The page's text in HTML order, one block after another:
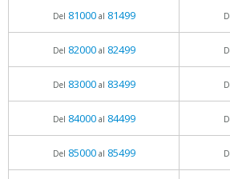
Del 81000al 81499
Del 82000al 82499
Del 83000al 83499
Del 84000al 84499
Del 85000al 85499